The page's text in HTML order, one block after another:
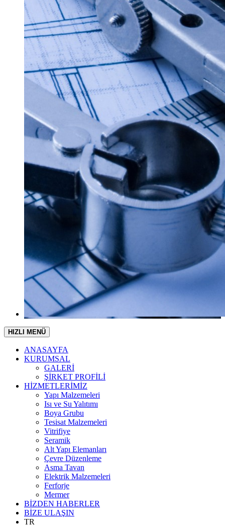
HIZLI MENÜ
ANASAYFA
KURUMSAL
GALERİ
ŞİRKET PROFİLİ
HİZMETLERİMİZ
Yapı Malzemeleri
Isı ve Su Yalıtımı
Boya Grubu
Tesisat Malzemeleri
Vitrifiye
Seramik
Alt Yapı Elemanları
Çevre Düzenleme
Asma Tavan
Elektrik Malzemeleri
Ferforje
Mermer
BİZDEN HABERLER
BİZE ULAŞIN
TR